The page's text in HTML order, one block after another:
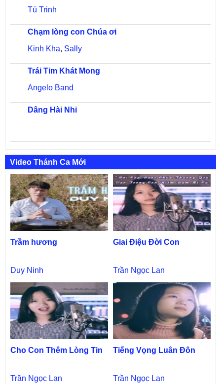
Tú Trinh
Chạm lòng con Chúa ơi
Kinh Kha, Sally
Trái Tim Khát Mong
Angelo Band
Dâng Hài Nhi
Video Thánh Ca Mới
Trầm hương
Duy Ninh
Giai Điệu Đời Con
Trần Ngọc Lan
Cho Con Thêm Lòng Tin
Trần Ngọc Lan
Tiếng Vọng Luân Đôn
Trần Ngọc Lan